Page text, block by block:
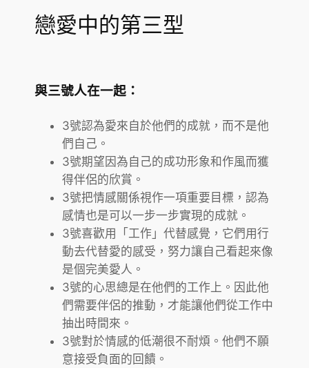
戀愛中的第三型
與三號人在一起：
3號認為愛來自於他們的成就，而不是他
們自己。
3號期望因為自己的成功形象和作風而獲
得伴侶的欣賞。
3號把情感關係視作一項重要目標，認為
感情也是可以一步一步實現的成就。
3號喜歡用「工作」代替感覺，它們用行
動去代替愛的感受，努力讓自己看起來像
是個完美愛人。
3號的心思總是在他們的工作上。因此他
們需要伴侶的推動，才能讓他們從工作中
抽出時間來。
3號對於情感的低潮很不耐煩。他們不願
意接受負面的回饋。